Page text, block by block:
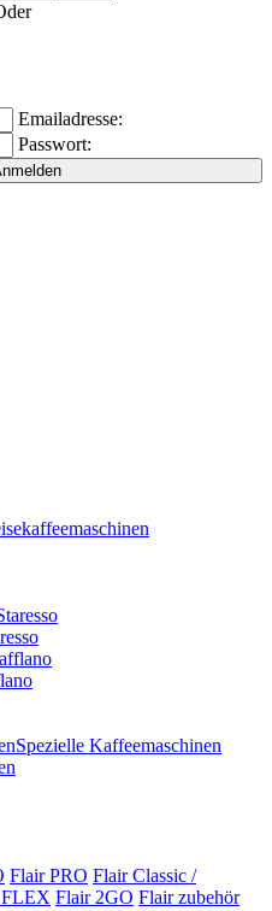
Emailadresse:
Passwort:
Spezielle Kaffeemaschinen
Flair PRO Flair Classic /
Flair 2GO Flair zubehör